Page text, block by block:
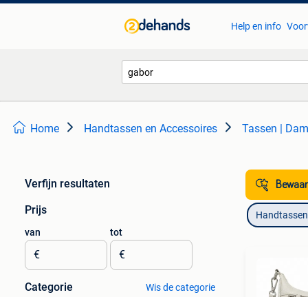
Help en info
Home Handtassen en Accessoires Tassen |
Verfijn resultaten
Prijs
van
€
tot
€
Categorie Wis de categorie